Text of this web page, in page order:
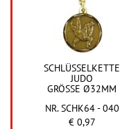
SCHLÜSSELKETTE
JUDO
GRÖSSE Ø32MM
NR. SCHK64 - 040
€ 0,97